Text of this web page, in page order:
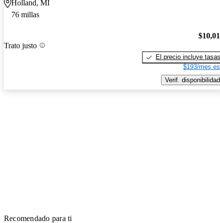
Holland, MI
76 millas
Trato justo
El precio incluye tasas
$193/mes
Verif. disponibilidad
Recomendado para ti